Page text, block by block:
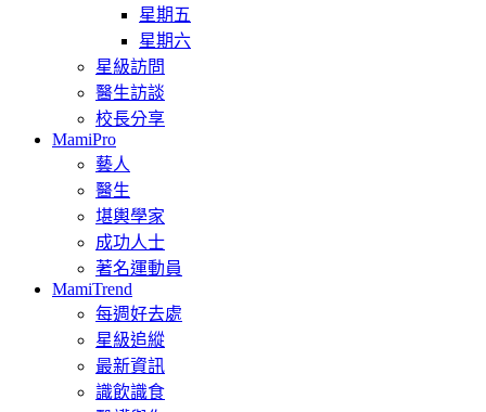
星期五
星期六
星級訪問
醫生訪談
校長分享
MamiPro
藝人
醫生
堪輿學家
成功人士
著名運動員
MamiTrend
每週好去處
星級追縱
最新資訊
識飲識食